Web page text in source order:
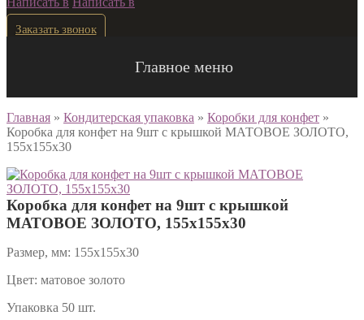
Заказать звонок
Главное меню
Главная » Кондитерская упаковка » Коробки для конфет »
Коробка для конфет на 9шт с крышкой МАТОВОЕ ЗОЛОТО,
155х155х30
Коробка для конфет на 9шт с крышкой
МАТОВОЕ ЗОЛОТО, 155х155х30
Размер, мм: 155х155х30
Цвет: матовое золото
Упаковка 50 шт.